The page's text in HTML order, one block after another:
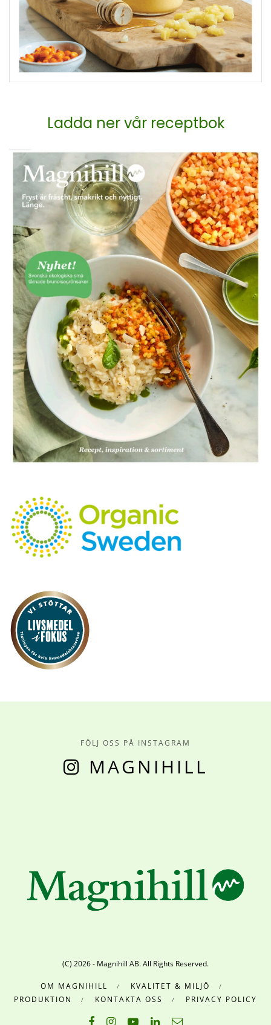
Ladda ner vår receptbok
FÖLJ OSS PÅ INSTAGRAM
MAGNIHILL
(C) 2026 - Magnihill AB. All Rights Reserved.
OM MAGNIHILL
KVALITET & MILJÖ
PRODUKTION
KONTAKTA OSS PRIVACY POLICY